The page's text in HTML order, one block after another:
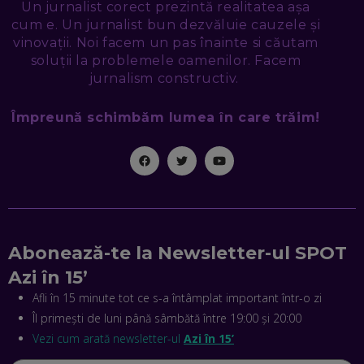
SEAMA CĂ CINEVA ÎNCEARCĂ SĂ TE MANIPULEZE, ONLINE.
CE-AM ÎNVĂȚAT DIN EPISODUL GEORGESCU
EP. 46
EP. 45
ANTONIO ENACHE, SENSE4FIT: CUM TE AJUTĂ
TEHNOLOGIA SĂ FACI SPORT, SĂ FII MAI COMPETITIV ȘI SĂ
EP. 44
DISPECERAT AUTOMAT DE PE PIAȚĂ! CUM POATE
ASIA
EP. 43
ANDREI NICOARĂ, EXPERT ÎN E-GUVERNARE: N-O SĂ NE
MAI MEARGĂ PREA MULT CU MANȚOGĂRII! DACĂ NU NE
PROBLEME
Un jurnalist corect prezintă realitatea așa
cum e. Un jurnalist bun dezvăluie cauzele și
vinovații. Noi facem un pas înainte si căutam
soluții la problemele oamenilor. Facem
jurnalism constructiv.
Împreună schimbăm lumea în care trăim!
Abonează-te la Newsletter-ul SPOT
Azi în 15’
Afli în 15 minute tot ce s-a întâmplat important într-o zi
Îl primești de luni până sâmbătă între 19:00 și 20:00
Vezi cum arată newsletter-ul Azi în 15’